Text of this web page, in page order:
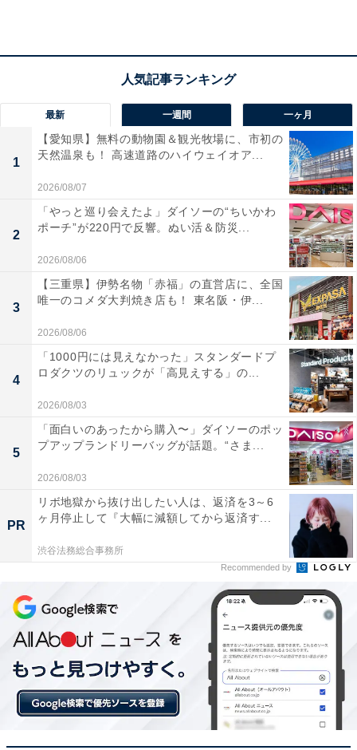
た」「つるつるの質の高い温泉の露天風呂につかりなが
ら心身ともにリラックスできました」という声があがっ
ています。由布院の絶景を楽しみたい人や、美肌の湯を
堪能してリフレッシュしたい人におすすめの宿です
楽天トラベルのスーパーDEALとは？
楽天スーパーDEALは、全国各地の人気ホテルや旅館を
大幅なポイントバックで予約できるイベント。楽天IDを
用いてスーパーDEAL対象のプランを予約し、実際に宿
泊すると、もれなく宿泊料金の30～40％が楽天ポイント
で還元されます。お得に宿泊したい人は、日々更新され
るおすすめプランをお見逃しなく！
※プラン名称に【楽天スーパーDEAL】と記載があるプ
ランのみ、ポイント還元対象です。
最新 一週間 一ヶ月
1
【愛知県】無料の動物園＆観光牧場に、市初の
天然温泉も！ 高速道路のハイウェイオア...
2026/08/07
2
「やっと巡り会えたよ」ダイソーの“ちいかわ
ポーチ”が220円で反響。ぬい活＆防災...
2026/08/06
3
【三重県】伊勢名物「赤福」の直営店に、全国
唯一のコメダ大判焼き店も！ 東名阪・伊...
2026/08/06
4
「1000円には見えなかった」スタンダードプ
ロダクツのリュックが「高見えする」の...
2026/08/03
5
「面白いのあったから購入〜」ダイソーのポッ
プアップランドリーバッグが話題。“さま...
2026/08/03
PR
リボ地獄から抜け出したい人は、返済を3～6
ヶ月停止して『大幅に減額してから返済す...
渋谷法務総合事務所
Recommended by